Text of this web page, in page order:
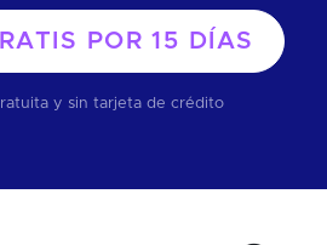
POR15 DÍAS
y sin tarjeta de crédito